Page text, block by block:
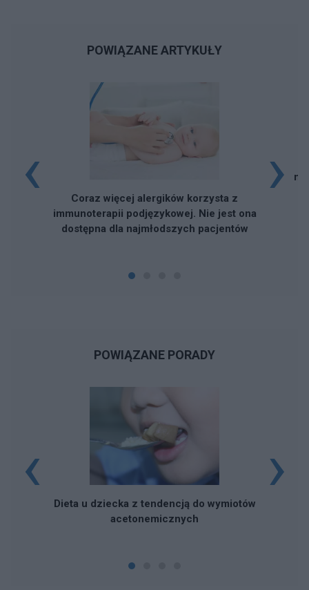
POWIĄZANE ARTYKUŁY
Coraz więcej alergików korzysta z
immunoterapii podjęzykowej. Nie jest ona
dostępna dla najmłodszych pacjentów
‹ ›
POWIĄZANE PORADY
Dieta u dziecka z tendencją do wymiotów
acetonemicznych
‹ ›